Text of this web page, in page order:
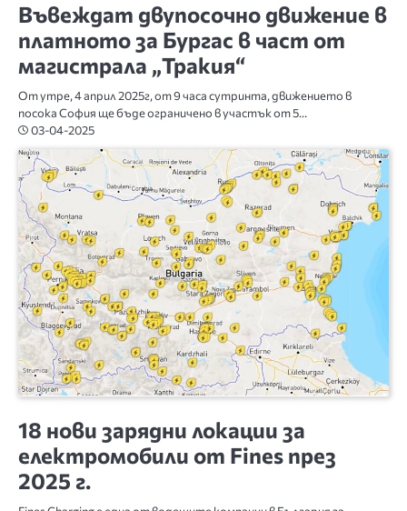
Въвеждат двупосочно движение в
платното за Бургас в част от
магистрала „Тракия“
От утре, 4 април 2025г, от 9 часа сутринта, движението в
посока София ще бъде ограничено в участък от 5…
03-04-2025
18 нови зарядни локации за
електромобили от Fines през
2025 г.